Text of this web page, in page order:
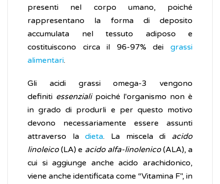
presenti nel corpo umano, poiché
rappresentano la forma di deposito
accumulata nel tessuto adiposo e
costituiscono circa il 96-97% dei grassi
alimentari.
Gli acidi grassi omega-3 vengono
definiti essenzialipoiché l'organismo non è
in grado di produrli e per questo motivo
devono necessariamente essere assunti
attraverso ladieta. La miscela di acido
linoleico(LA) e acido alfa-linolenico(ALA), a
cui si aggiunge anche acido arachidonico,
viene anche identificata come “Vitamina F", in